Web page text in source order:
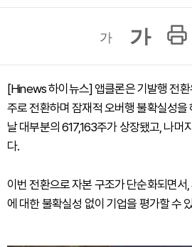
가 가
[Hinews 하이뉴스] 앱클론은 기발행 전
주로 전환하며 잠재적 오버행 불확실성을
날 대부분의 617,163주가 상장됐고, 나머
다.
이번 전환으로 자본 구조가 단순화되면서
에 대한 불확실성 없이 기업을 평가할 수